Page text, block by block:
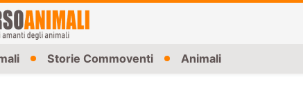
Storie Commoventi Animali